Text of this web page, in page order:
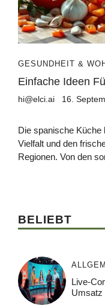
GESUNDHEIT &
Einfache Ideen
hi@elci.ai 16.
Die spanische Küche
Vielfalt und den
Regionen. Von den
BELIEBT
Live-
Umsatz